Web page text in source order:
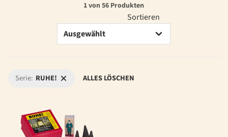
1 von 56 Produkten
Sortieren
Serie: RUHE! ALLES LÖSCHEN